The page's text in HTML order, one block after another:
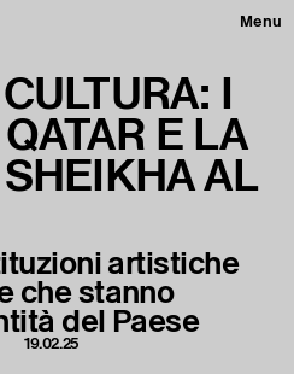
Menu
I
E LA
AL
artistiche
che stanno
del Paese
19.02.25